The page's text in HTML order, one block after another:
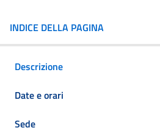
INDICE DELLA PAGINA
Descrizione
Date e orari
Sede